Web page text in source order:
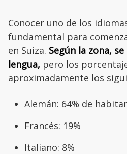
Conocer uno de los
fundamental para
en Suiza. Según la zona,
lengua, pero los
aproximadamente los
Alemán: 64% de
Francés: 19%
Italiano: 8%